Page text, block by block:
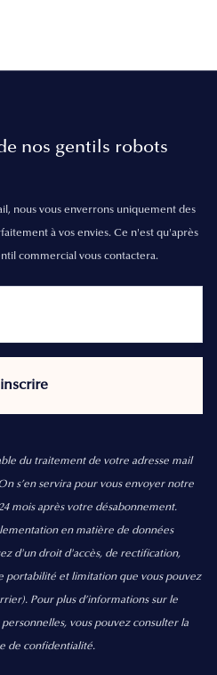
nos gentils robots
nous vous enverrons uniquement des
à vos envies. Ce n'est qu'après
commercial vous contactera.
du traitement de votre adresse mail
s’en servira pour vous envoyer notre
mois après votre désabonnement.
en matière de données
d'un droit d'accès, de rectification,
portabilité et limitation que vous pouvez
Pour plus d’informations sur le
vous pouvez consulter la
de confidentialité.